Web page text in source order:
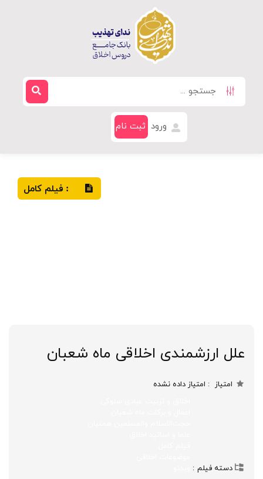
ورود ثبت نام
: فیلم کامل
علل ارزشمندی اخلاقی ماه شعبان
امتیاز امتیاز داده نشده
دسته فیلم